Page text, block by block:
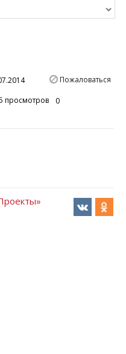
Пожаловаться
просмотров 0